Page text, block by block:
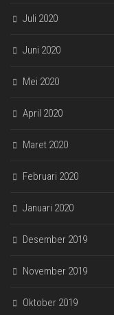
Juli 2020
Juni 2020
Mei 2020
April 2020
Maret 2020
Februari 2020
Januari 2020
Desember 2019
November 2019
Oktober 2019